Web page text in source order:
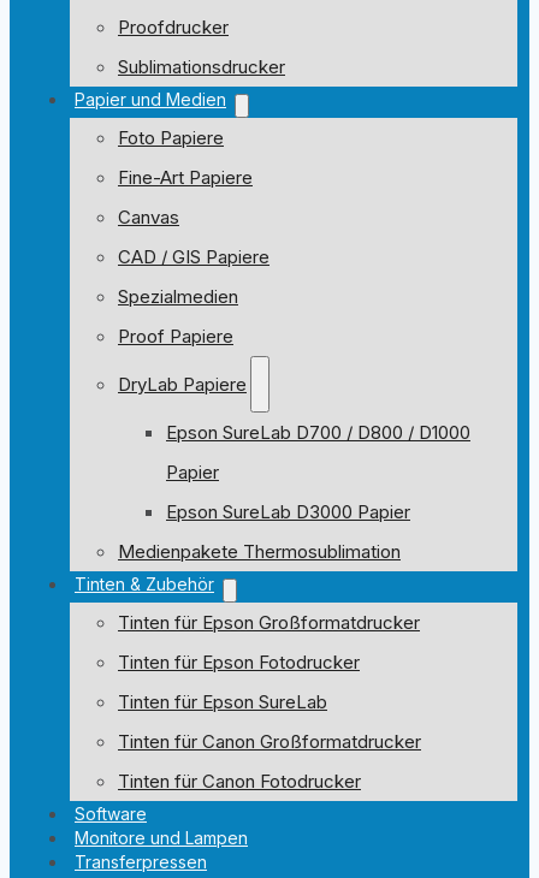
Proofdrucker
Sublimationsdrucker
Papier und Medien
Foto Papiere
Fine-Art Papiere
Canvas
CAD / GIS Papiere
Spezialmedien
Proof Papiere
DryLab Papiere
Epson SureLab D700 / D800 / D1000
Papier
Epson SureLab D3000 Papier
Medienpakete Thermosublimation
Tinten & Zubehör
Tinten für Epson Großformatdrucker
Tinten für Epson Fotodrucker
Tinten für Epson SureLab
Tinten für Canon Großformatdrucker
Tinten für Canon Fotodrucker
Software
Monitore und Lampen
Transferpressen